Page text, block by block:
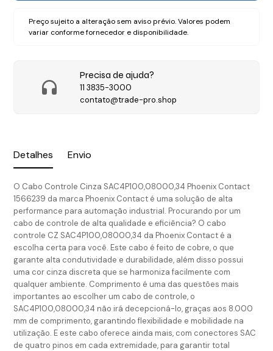
Detalhes Envio
O Cabo Controle Cinza SAC4P100,08000,34 Phoenix Contact
1566239 da marca Phoenix Contact é uma solução de alta
performance para automação industrial. Procurando por um
cabo de controle de alta qualidade e eficiência? O cabo
controle CZ SAC4P100,08000,34 da Phoenix Contact é a
escolha certa para você. Este cabo é feito de cobre, o que
garante alta condutividade e durabilidade, além disso possui
uma cor cinza discreta que se harmoniza facilmente com
qualquer ambiente. Comprimento é uma das questões mais
importantes ao escolher um cabo de controle, o
SAC4P100,08000,34 não irá decepcioná-lo, graças aos 8.000
mm de comprimento, garantindo flexibilidade e mobilidade na
utilização. E este cabo oferece ainda mais, com conectores SAC
de quatro pinos em cada extremidade, para garantir total
Preço sujeito a alteração sem aviso prévio. Valores podem
variar conforme fornecedor e disponibilidade.
Precisa de ajuda?
11 3835-3000
contato@trade-pro.shop